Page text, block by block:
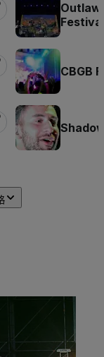
Outlaw
Festival
CBGB